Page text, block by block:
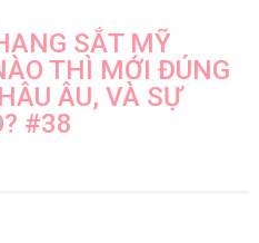
SẮT MỸ
THÌ MỚI ĐÚNG
ÂU, VÀ SỰ
#38